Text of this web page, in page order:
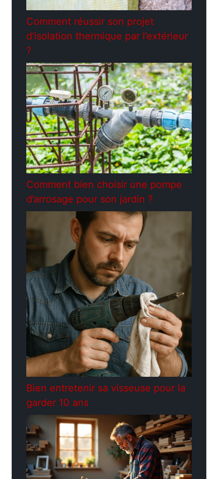
Comment réussir son projet
d’isolation thermique par l’extérieur
?
Comment bien choisir une pompe
d’arrosage pour son jardin ?
Bien entretenir sa visseuse pour la
garder 10 ans